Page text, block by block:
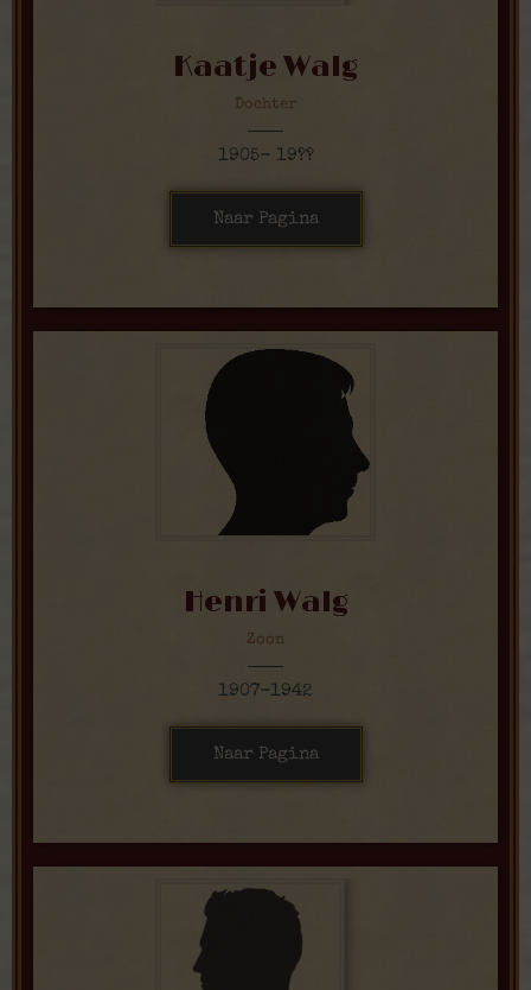
Kaatje Walg
Dochter
1905- 19??
Naar Pagina
Henri Walg
Zoon
1907-1942
Naar Pagina